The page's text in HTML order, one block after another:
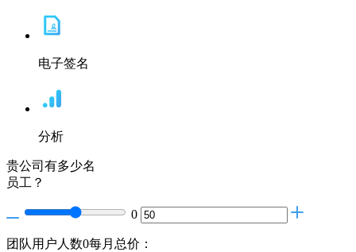
电子签名
分析
贵公司有多少名
员工？
0
团队用户人数0每月总价：